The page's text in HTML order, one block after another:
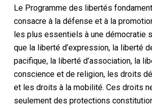
Le Programme des libertés
consacre à la défense et à la
les plus essentiels à une démocratie
que la liberté d’expression, la liberté
pacifique, la liberté d’association, la
conscience et de religion, les droits
et les droits à la mobilité. Ces droits
seulement des protections